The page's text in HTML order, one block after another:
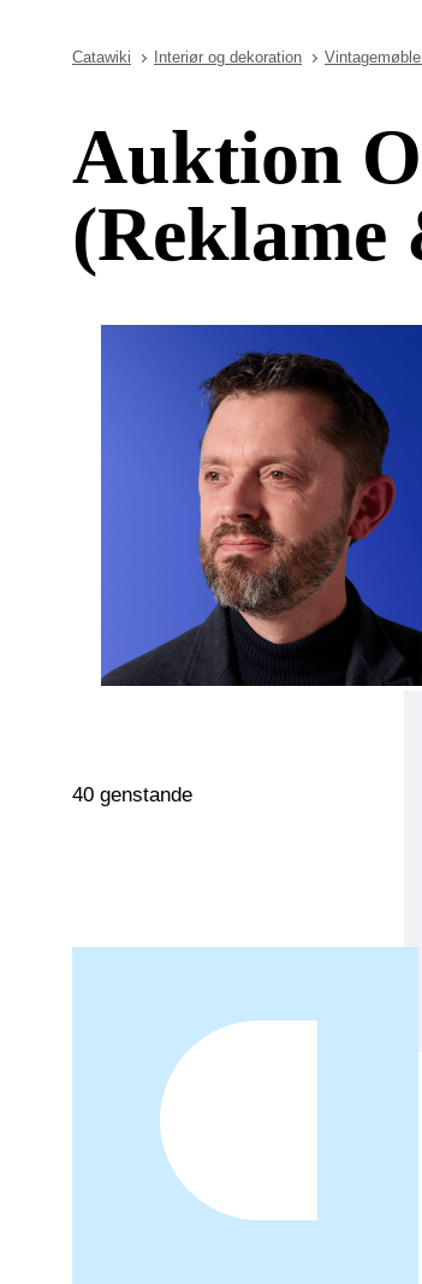
Catawiki Interiør og dekoration
Auktion
40 genstande